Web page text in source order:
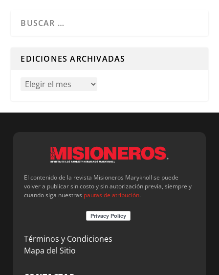
EDICIONES ARCHIVADAS
El contenido de la revista Misioneros Maryknoll se puede
volver a publicar sin costo y sin autorización previa, siempre y
cuando siga nuestras pautas de atribución.
Términos y Condiciones
Mapa del Sitio